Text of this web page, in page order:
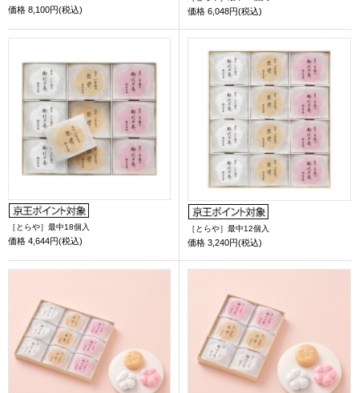
価格 8,100円(税込) 価格 6,048円(税込)
［とらや］最中18個入
価格 4,644円(税込)
［とらや］最中12個入
価格 3,240円(税込)